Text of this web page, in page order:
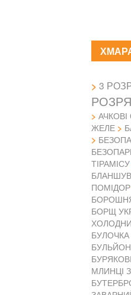
3
ЖЕЛЕ
ТІРАМІСУ
ПОМІДОР
БОРЩ
МЛИНЦІ